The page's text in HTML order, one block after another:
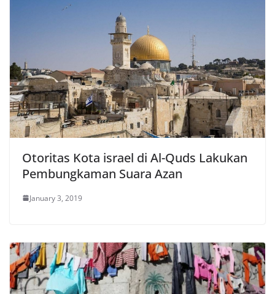
Otoritas Kota israel di Al-Quds Lakukan
Pembungkaman Suara Azan
January 3, 2019